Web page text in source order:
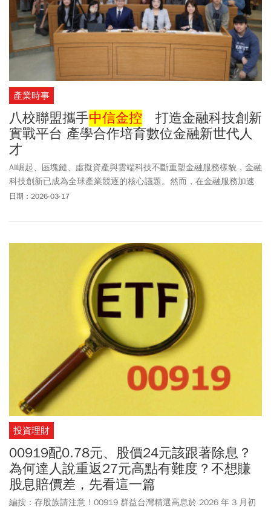
產業時事
八校聯盟攜手中信金控 打造金融科技創新
實戰平台 產學合作培育數位金融新世代人
才
AI崛起、區塊鏈、虛擬資產與雲端科技不斷重塑金融服務樣貌，金融
科技創新已成為全球產業競逐的核心議題。然而，在金融服務加速
科技化的同時，台灣卻面臨數位金融專業人才不足的挑戰。為加速
盟」，攜手中國信託金融控股公司合作開設「金融科技趨勢與創新
課程」，並同步舉辦「金融科技創新提案競賽」，建構完整的產學
共創平台，吸引年輕世代投入數位金融領域。
日期：2026-03-17
投資理財
00919配0.78元、股價24元該跟著除息？
為何達人說重返27元高點有難度？不想賺
股息賠價差，先看這一篇
編按：存股族請注意！00919 群益台灣精選高息於 2026 年 3 月初